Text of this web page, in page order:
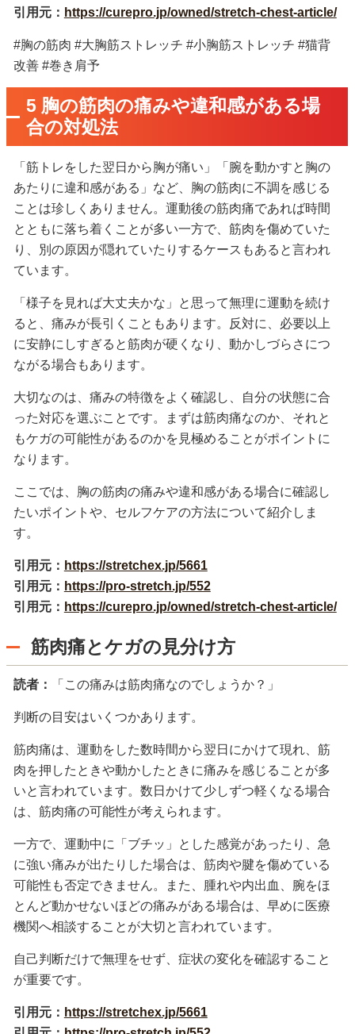
引用元： https://curepro.jp/owned/stretch-chest-article/
#胸の筋肉 #大胸筋ストレッチ #小胸筋ストレッチ #猫背
改善 #巻き肩予
5 胸の筋肉の痛みや違和感がある場
合の対処法
「筋トレをした翌日から胸が痛い」「腕を動かすと胸の
あたりに違和感がある」など、胸の筋肉に不調を感じる
ことは珍しくありません。運動後の筋肉痛であれば時間
とともに落ち着くことが多い一方で、筋肉を傷めていた
り、別の原因が隠れていたりするケースもあると言われ
ています。
「様子を見れば大丈夫かな」と思って無理に運動を続け
ると、痛みが長引くこともあります。反対に、必要以上
に安静にしすぎると筋肉が硬くなり、動かしづらさにつ
ながる場合もあります。
大切なのは、痛みの特徴をよく確認し、自分の状態に合
った対応を選ぶことです。まずは筋肉痛なのか、それと
もケガの可能性があるのかを見極めることがポイントに
なります。
ここでは、胸の筋肉の痛みや違和感がある場合に確認し
たいポイントや、セルフケアの方法について紹介しま
す。
引用元： https://stretchex.jp/5661
引用元： https://pro-stretch.jp/552
引用元： https://curepro.jp/owned/stretch-chest-article/
筋肉痛とケガの見分け方
読者： 「この痛みは筋肉痛なのでしょうか？」
判断の目安はいくつかあります。
筋肉痛は、運動をした数時間から翌日にかけて現れ、筋
肉を押したときや動かしたときに痛みを感じることが多
いと言われています。数日かけて少しずつ軽くなる場合
は、筋肉痛の可能性が考えられます。
一方で、運動中に「ブチッ」とした感覚があったり、急
に強い痛みが出たりした場合は、筋肉や腱を傷めている
可能性も否定できません。また、腫れや内出血、腕をほ
とんど動かせないほどの痛みがある場合は、早めに医療
機関へ相談することが大切と言われています。
自己判断だけで無理をせず、症状の変化を確認すること
が重要です。
引用元： https://stretchex.jp/5661